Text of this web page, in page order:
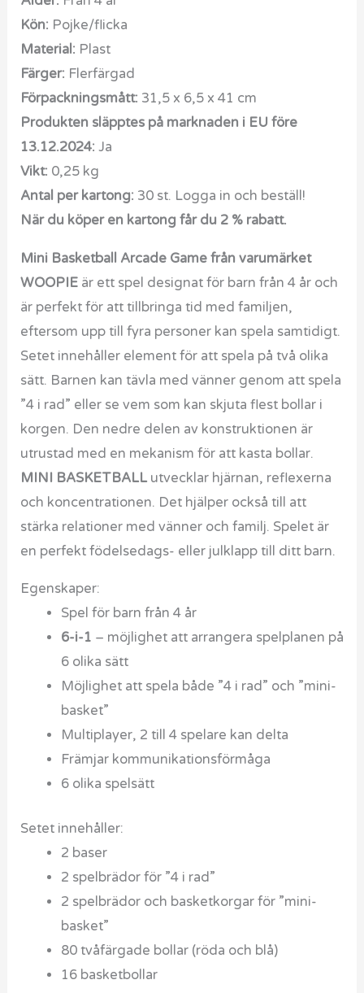
Kön: Pojke/flicka
Material: Plast
Färger: Flerfärgad
Förpackningsmått: 31,5 x 6,5 x 41 cm
Produkten släpptes på marknaden i EU före
13.12.2024: Ja
Vikt: 0,25 kg
Antal per kartong: 30 st. Logga in och beställ!
När du köper en kartong får du 2 % rabatt.
Mini Basketball Arcade Game från varumärket
WOOPIE är ett spel designat för barn från 4 år och
är perfekt för att tillbringa tid med familjen,
eftersom upp till fyra personer kan spela samtidigt.
Setet innehåller element för att spela på två olika
sätt. Barnen kan tävla med vänner genom att spela
”4 i rad” eller se vem som kan skjuta flest bollar i
korgen. Den nedre delen av konstruktionen är
utrustad med en mekanism för att kasta bollar.
MINI BASKETBALL utvecklar hjärnan, reflexerna
och koncentrationen. Det hjälper också till att
stärka relationer med vänner och familj. Spelet är
en perfekt födelsedags- eller julklapp till ditt barn.
Egenskaper:
Spel för barn från 4 år
6-i-1 – möjlighet att arrangera spelplanen på
6 olika sätt
Möjlighet att spela både ”4 i rad” och ”mini-
basket”
Multiplayer, 2 till 4 spelare kan delta
Främjar kommunikationsförmåga
6 olika spelsätt
Setet innehåller:
2 baser
2 spelbrädor för ”4 i rad”
2 spelbrädor och basketkorgar för ”mini-
basket”
80 tvåfärgade bollar (röda och blå)
16 basketbollar